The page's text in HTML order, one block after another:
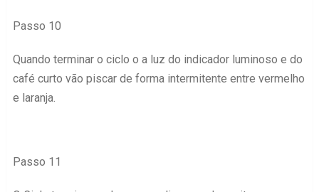
Passo 10
Quando terminar o ciclo o a luz do indicador luminoso e do
café curto vão piscar de forma intermitente entre vermelho
e laranja.
Passo 11